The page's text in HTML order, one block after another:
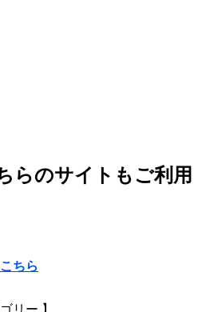
らのサイトもご利用
ちら
リー 】